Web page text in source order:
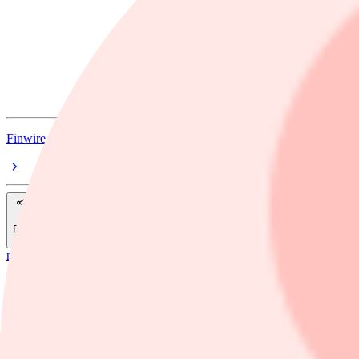
Finwire
Dela
nyheter